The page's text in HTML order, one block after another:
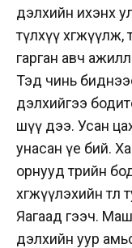
дэлхийн ихэнх
түлхүү
гарган авч
Тэд чинь
дэлхийгээ
шүү дээ. Усан
унасан үе бий.
орнууд төрийн
хөгжүүлэхийн
Яагаад гээч. Маш
дэлхийн уур